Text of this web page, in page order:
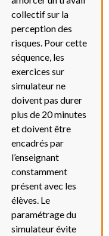
collectif sur la
perception des
risques. Pour cette
séquence, les
exercices sur
simulateur ne
doivent pas durer
plus de 20 minutes
et doivent être
encadrés par
l’enseignant
constamment
présent avec les
élèves. Le
paramétrage du
simulateur évite